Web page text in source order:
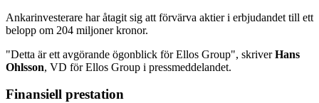
Ankarinvesterare har åtagit sig att förvärva aktier i erbjudandet till ett
belopp om 204 miljoner kronor.
"Detta är ett avgörande ögonblick för Ellos Group", skriverHans
Ohlsson, VD för Ellos Group i pressmeddelandet.
Finansiell prestation